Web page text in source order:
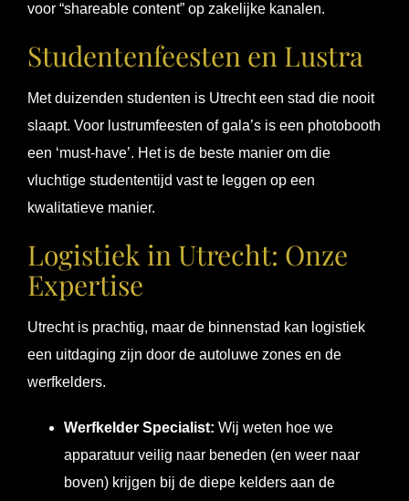
voor “shareable content” op zakelijke kanalen.
Studentenfeesten en Lustra
Met duizenden studenten is Utrecht een stad die nooit
slaapt. Voor lustrumfeesten of gala’s is een photobooth
een ‘must-have’. Het is de beste manier om die
vluchtige studententijd vast te leggen op een
kwalitatieve manier.
Logistiek in Utrecht: Onze
Expertise
Utrecht is prachtig, maar de binnenstad kan logistiek
een uitdaging zijn door de autoluwe zones en de
werfkelders.
Werfkelder Specialist: Wij weten hoe we
apparatuur veilig naar beneden (en weer naar
boven) krijgen bij de diepe kelders aan de